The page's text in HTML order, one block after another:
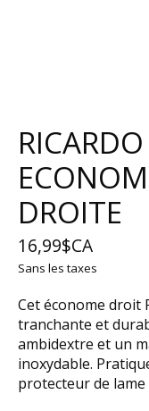
DROITE
16,99$CA
Sans les taxes
Cet économe droit
tranchante et
ambidextre et un
inoxydable.
protecteur de